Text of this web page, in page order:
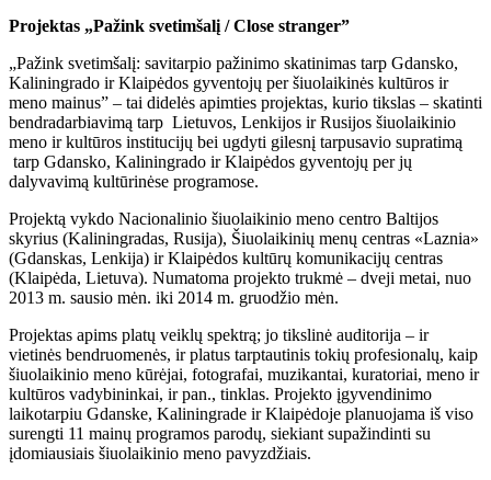
Projektas „Pažink svetimšalį / Close stranger”
„Pažink svetimšalį: savitarpio pažinimo skatinimas tarp Gdansko,
Kaliningrado ir Klaipėdos gyventojų per šiuolaikinės kultūros ir
meno mainus” – tai didelės apimties projektas, kurio tikslas – skatinti
bendradarbiavimą tarp Lietuvos, Lenkijos ir Rusijos šiuolaikinio
meno ir kultūros institucijų bei ugdyti gilesnį tarpusavio supratimą
tarp Gdansko, Kaliningrado ir Klaipėdos gyventojų per jų
dalyvavimą kultūrinėse programose.
Projektą vykdo Nacionalinio šiuolaikinio meno centro Baltijos
skyrius (Kaliningradas, Rusija), Šiuolaikinių menų centras «Laznia»
(Gdanskas, Lenkija) ir Klaipėdos kultūrų komunikacijų centras
(Klaipėda, Lietuva). Numatoma projekto trukmė – dveji metai, nuo
2013 m. sausio mėn. iki 2014 m. gruodžio mėn.
Projektas apims platų veiklų spektrą; jo tikslinė auditorija – ir
vietinės bendruomenės, ir platus tarptautinis tokių profesionalų, kaip
šiuolaikinio meno kūrėjai, fotografai, muzikantai, kuratoriai, meno ir
kultūros vadybininkai, ir pan., tinklas. Projekto įgyvendinimo
laikotarpiu Gdanske, Kaliningrade ir Klaipėdoje planuojama iš viso
surengti 11 mainų programos parodų, siekiant supažindinti su
įdomiausiais šiuolaikinio meno pavyzdžiais.